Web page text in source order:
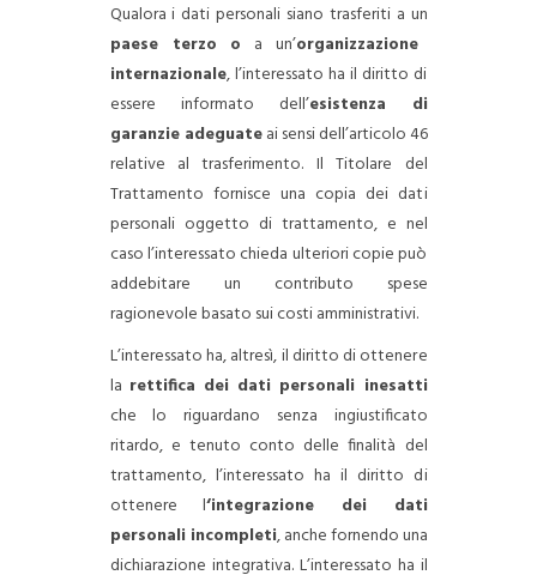
Qualora i dati personali siano trasferiti a un
paese terzo o a un’organizzazione
internazionale, l’interessato ha il diritto di
essere informato dell’esistenza di
garanzie adeguateai sensi dell’articolo 46
relative al trasferimento. Il Titolare del
Trattamento fornisce una copia dei dati
personali oggetto di trattamento, e nel
caso l’interessato chieda ulteriori copie può
addebitare un contributo spese
ragionevole basato sui costi amministrativi.
L’interessato ha, altresì, il diritto di ottenere
la rettifica dei dati personali inesatti
che lo riguardano senza ingiustificato
ritardo, e tenuto conto delle finalità del
trattamento, l’interessato ha il diritto di
ottenere l‘integrazione dei dati
personali incompleti, anche fornendo una
dichiarazione integrativa.L’interessato ha il